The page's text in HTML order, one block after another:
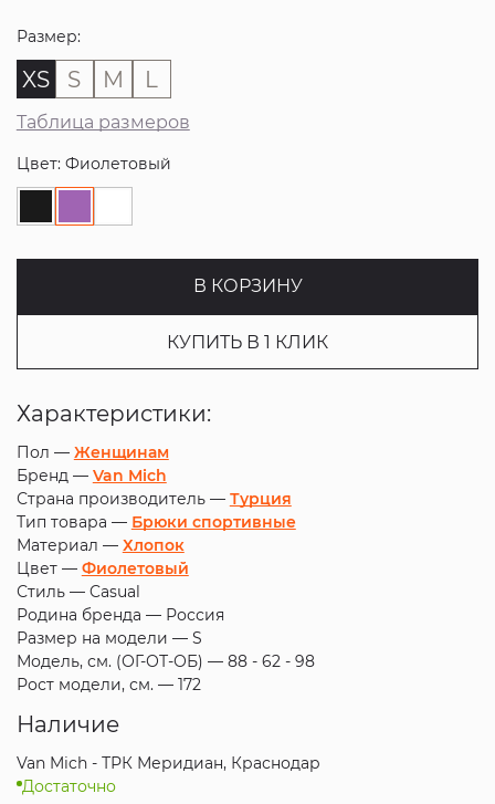
Размер:
XS S M L
Таблица размеров
Цвет: Фиолетовый
В КОРЗИНУ
КУПИТЬ В 1 КЛИК
Характеристики:
Пол — Женщинам
Бренд — Van Mich
Страна производитель — Турция
Тип товара — Брюки спортивные
Материал — Хлопок
Цвет — Фиолетовый
Стиль — Casual
Родина бренда — Россия
Размер на модели — S
Модель, см. (ОГ-ОТ-ОБ) — 88 - 62 - 98
Рост модели, см. — 172
Наличие
Van Mich - ТРК Меридиан, Краснодар
Достаточно